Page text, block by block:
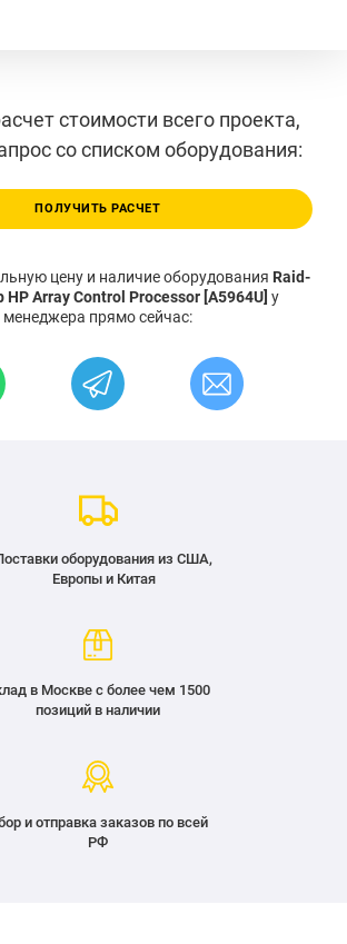
стоимости всего проекта,
со списком оборудования:
ПОЛУЧИТЬ РАСЧЕТ
цену и наличие оборудования Raid-
HP Array Control Processor [A5964U] у
менеджера прямо сейчас:
оборудования из США,
Европы и Китая
в Москве с более чем 1500
позиций в наличии
и отправка заказов по всей
РФ